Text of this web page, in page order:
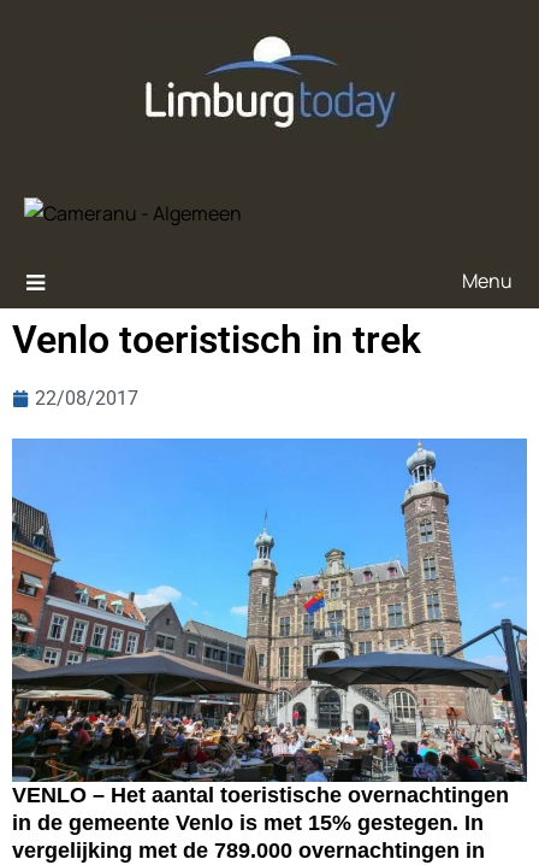
Menu
Venlo toeristisch in trek
22/08/2017
VENLO – Het aantal toeristische overnachtingen
in de gemeente Venlo is met 15% gestegen. In
vergelijking met de 789.000 overnachtingen in